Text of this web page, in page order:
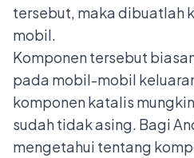
tersebut, maka dibuatlah
mobil.
Komponen tersebut
pada mobil-mobil
komponen katalis
sudah tidak asing. Bagi
mengetahui tentang